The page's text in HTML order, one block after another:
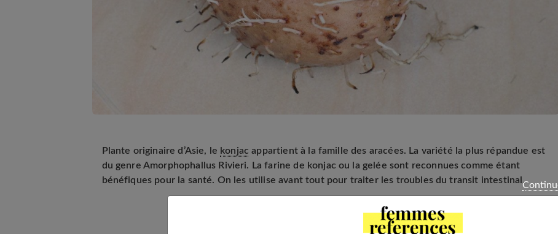
Plante originaire d’Asie, le konjac appartient à la famille des aracées. La variété la plus répandue est
du genre Amorphophallus Rivieri. La farine de konjac ou la gelée sont reconnues comme étant
bénéfiques pour la santé. On les utilise avant tout pour traiter les troubles du transit intestinal.